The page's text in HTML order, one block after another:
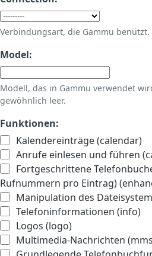
Verbindungsart, die Gammu benützt.
Model:
Modell, das in Gammu verwendet
gewöhnlich leer.
Funktionen:
Kalendereinträge (calendar)
Anrufe einlesen und führen
Fortgeschrittene
Rufnummern pro Eintrag)
Manipulation des
Telefoninformationen (info)
Logos (logo)
Multimedia-Nachrichten